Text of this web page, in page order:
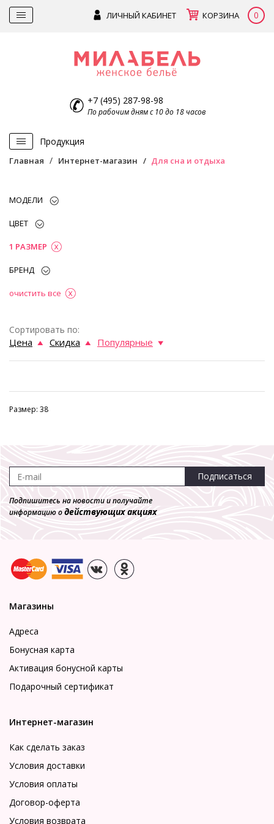
ЛИЧНЫЙ КАБИНЕТ КОРЗИНА 0
+7 (495) 287-98-98
По рабочим дням с 10 до 18 часов
Продукция
Главная Интернет-магазин Для сна и отдыха
МОДЕЛИ
ЦВЕТ
1 РАЗМЕР
БРЕНД
очистить все
Сортировать по:
Цена Скидка Популярные
Размер: 38
Подписаться
Подпишитесь на новости и получайте
информацию одействующих акциях
Магазины
Адреса
Бонусная карта
Активация бонусной карты
Подарочный сертификат
Интернет-магазин
Как сделать заказ
Условия доставки
Условия оплаты
Договор-оферта
Условия возврата